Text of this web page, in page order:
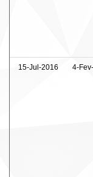
15-Jul-2016 4-